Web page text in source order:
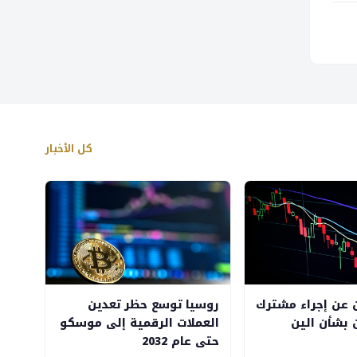
كل الأخبار
عن إجراء مشترك
الين
روسيا توسع حظر تعدين
العملات الرقمية إلى موسكو
حتى عام 2032